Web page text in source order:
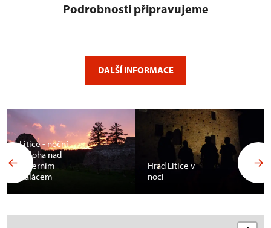
Podrobnosti připravujeme
DALŠÍ INFORMACE
Litice - noční
obloha nad
severním
palácem
Hrad Litice v
noci